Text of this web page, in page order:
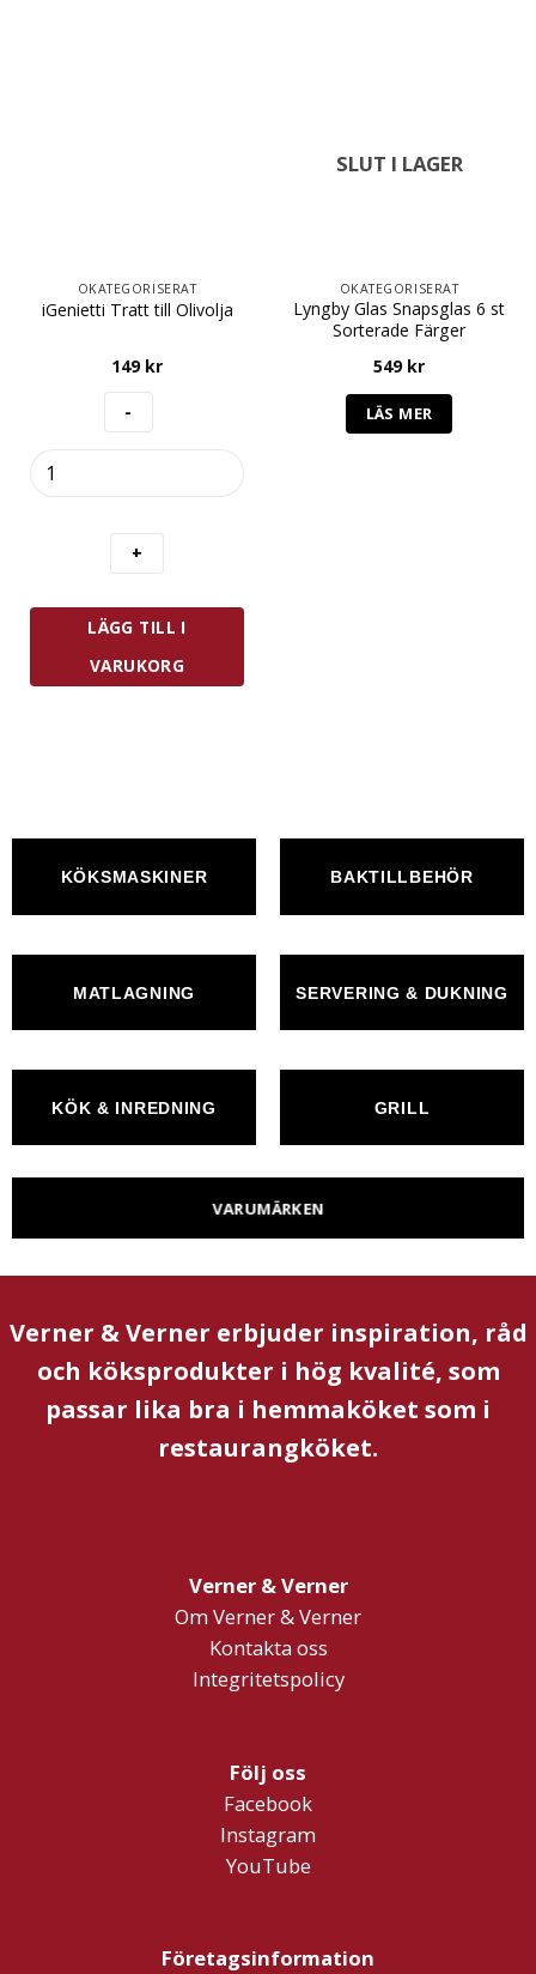
OKATEGORISERAT
iGenietti Tratt till Olivolja
149 kr
Tratt
LÄGG TILL I
VARUKORG
SLUT I LAGER
OKATEGORISERAT
Lyngby Glas Snapsglas 6 st
Sorterade Färger
549 kr
LÄS MER
KÖKSMASKINER BAKTILLBEHÖR
MATLAGNING SERVERING & DUKNING
KÖK & INREDNING GRILL
VARUMÄRKEN
Verner & Verner erbjuder inspiration, råd
och köksprodukter i hög kvalité, som
passar lika bra i hemmaköket som i
restaurangköket.
Verner & Verner
Om Verner & Verner
Kontakta oss
Integritetspolicy
Följ oss
Facebook
Instagram
YouTube
Företagsinformation